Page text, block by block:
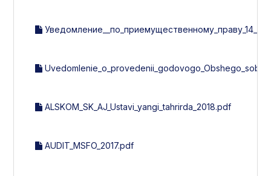
ALSKOM_SK_AJ_Ustavi_yangi_tahrirda_2018.pdf
AUDIT_MSFO_2017.pdf